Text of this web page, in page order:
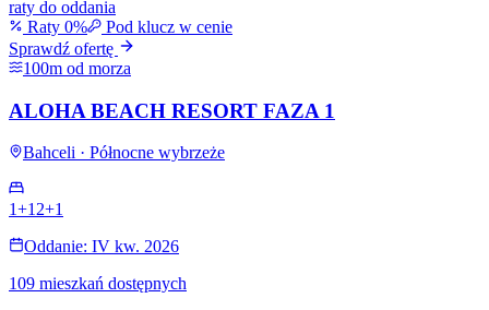
raty do oddania
Raty 0%
Pod klucz w cenie
Sprawdź ofertę
100m od morza
ALOHA BEACH RESORT FAZA 1
Bahceli · Północne wybrzeże
1+1 2+1
Oddanie: IV kw. 2026
109 mieszkań dostępnych